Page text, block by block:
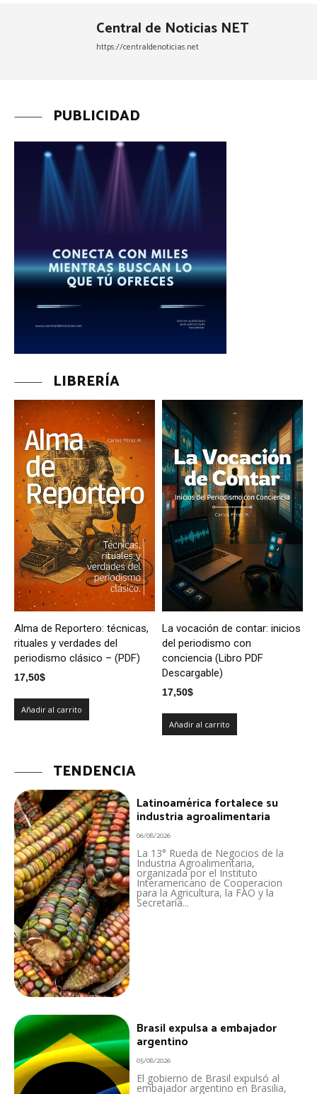
Central de Noticias NET
https://centraldenoticias.net
PUBLICIDAD
LIBRERÍA
Alma de Reportero: técnicas,
rituales y verdades del
periodismo clásico – (PDF)
17,50$
Añadir al carrito
La vocación de contar: inicios
del periodismo con
conciencia (Libro PDF
Descargable)
17,50$
Añadir al carrito
TENDENCIA
Latinoamérica fortalece su
industria agroalimentaria
06/08/2026
La 13° Rueda de Negocios de la
Industria Agroalimentaria,
organizada por el Instituto
Interamericano de Cooperacion
para la Agricultura, la FAO y la
Secretaría...
Brasil expulsa a embajador
argentino
05/08/2026
El gobierno de Brasil expulsó al
embajador argentino en Brasilia,